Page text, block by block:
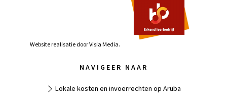
Website realisatie doorVisia Media.
NAVIGEER NAAR
Lokale kosten en invoerrechten op Aruba